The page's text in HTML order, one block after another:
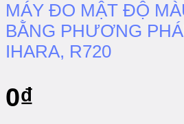
MÁY ĐO MẬT ĐỘ
BẰNG PHƯƠNG
IHARA, R720
0₫